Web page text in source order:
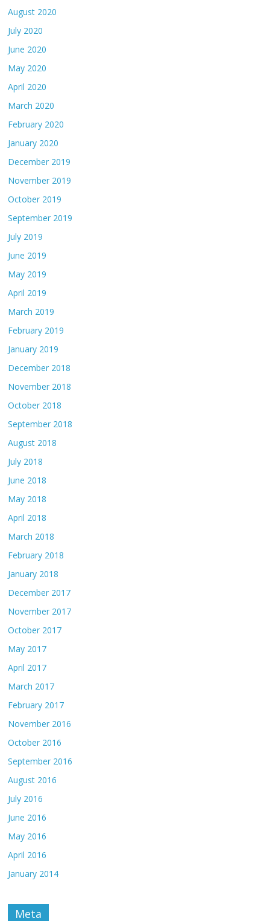
August 2020
July 2020
June 2020
May 2020
April 2020
March 2020
February 2020
January 2020
December 2019
November 2019
October 2019
September 2019
July 2019
June 2019
May 2019
April 2019
March 2019
February 2019
January 2019
December 2018
November 2018
October 2018
September 2018
August 2018
July 2018
June 2018
May 2018
April 2018
March 2018
February 2018
January 2018
December 2017
November 2017
October 2017
May 2017
April 2017
March 2017
February 2017
November 2016
October 2016
September 2016
August 2016
July 2016
June 2016
May 2016
April 2016
January 2014
Meta